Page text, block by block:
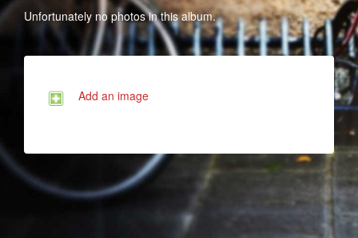
Unfortunately no photos in this album.
Add an image